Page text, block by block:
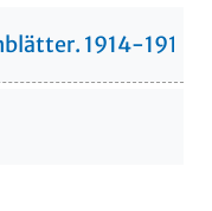
1914-1914